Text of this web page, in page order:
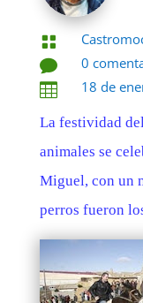


0

18 de
La festividad
animales se
Miguel, con un
perros fueron